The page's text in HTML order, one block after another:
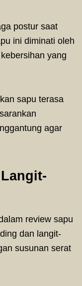
postur saat
ini diminati oleh
yang
sapu terasa
agar
review sapu
dan langit-
susunan serat